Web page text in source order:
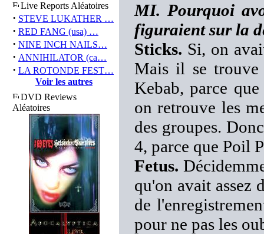
Live Reports Aléatoires
· STEVE LUKATHER …
· RED FANG (usa) …
· NINE INCH NAILS…
· ANNIHILATOR (ca…
· LA ROTONDE FEST…
Voir les autres
DVD Reviews
Aléatoires
MI. Pourquoi
figuraient sur la
Sticks. Si, on
Mais il se trouve
Kebab, parce
on retrouve les
des groupes.
4, parce que Poil
Fetus.
qu'on avait assez
de
pour ne pas les